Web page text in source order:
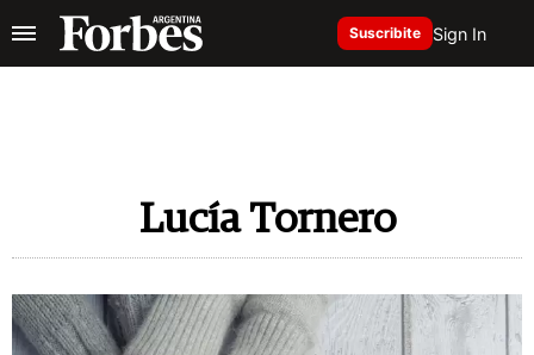
Suscribite Sign In
Lucía Tornero